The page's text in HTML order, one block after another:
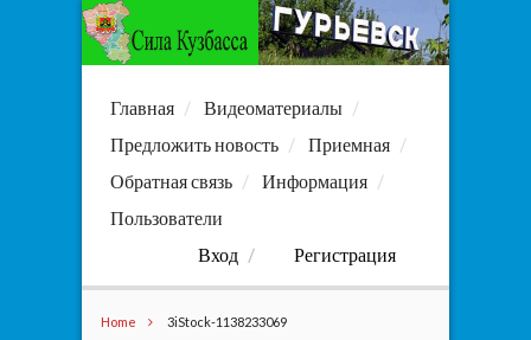
Главная
Видеоматериалы
Предложить новость
Приемная
Обратная связь
Информация
Пользователи
Вход
Регистрация
Home 3iStock-1138233069